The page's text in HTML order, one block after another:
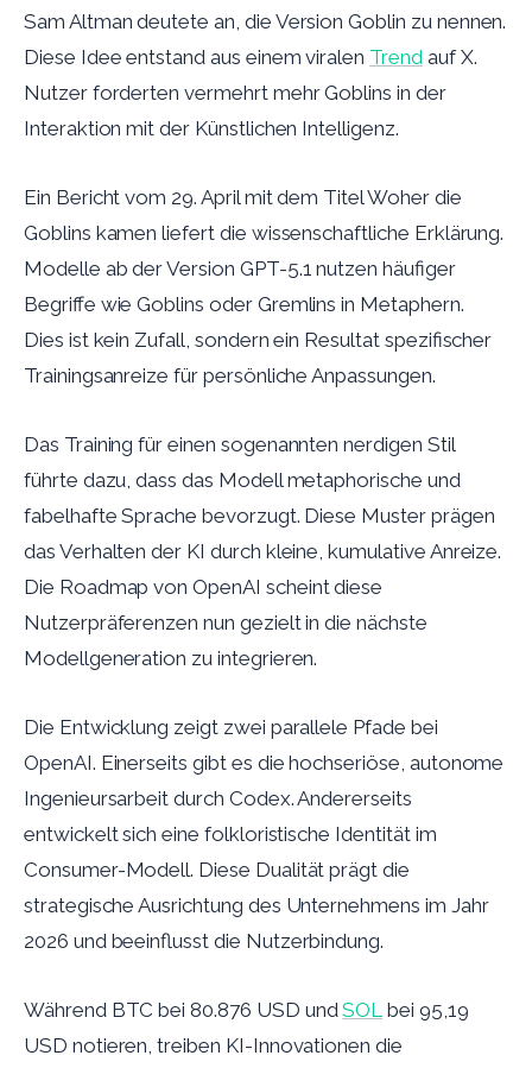
Sam Altman deutete an, die Version Goblin zu nennen.
Diese Idee entstand aus einem viralen Trendauf X.
Nutzer forderten vermehrt mehr Goblins in der
Interaktion mit der Künstlichen Intelligenz.
Ein Bericht vom 29. April mit dem Titel Woher die
Goblins kamen liefert die wissenschaftliche Erklärung.
Modelle ab der Version GPT-5.1 nutzen häufiger
Begriffe wie Goblins oder Gremlins in Metaphern.
Dies ist kein Zufall, sondern ein Resultat spezifischer
Trainingsanreize für persönliche Anpassungen.
Das Training für einen sogenannten nerdigen Stil
führte dazu, dass das Modell metaphorische und
fabelhafte Sprache bevorzugt. Diese Muster prägen
das Verhalten der KI durch kleine, kumulative Anreize.
Die Roadmap von OpenAI scheint diese
Nutzerpräferenzen nun gezielt in die nächste
Modellgeneration zu integrieren.
Die Entwicklung zeigt zwei parallele Pfade bei
OpenAI. Einerseits gibt es die hochseriöse, autonome
Ingenieursarbeit durch Codex. Andererseits
entwickelt sich eine folkloristische Identität im
Consumer-Modell. Diese Dualität prägt die
strategische Ausrichtung des Unternehmens im Jahr
2026 und beeinflusst die Nutzerbindung.
Während BTC bei 80.876 USD undSOL bei 95,19
USD notieren, treiben KI-Innovationen die